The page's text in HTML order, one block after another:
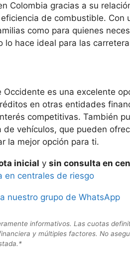
Colombia gracias a su
de combustible. Con
como para quienes
hace ideal para las
es una excelente
en otras entidades
competitivas. También
vehículos, que pueden
la mejor opción para ti.
inicial y sin consulta en
en centrales de riesgo
nuestro grupo de WhatsApp
informativos. Las cuotas
y múltiples factores. No